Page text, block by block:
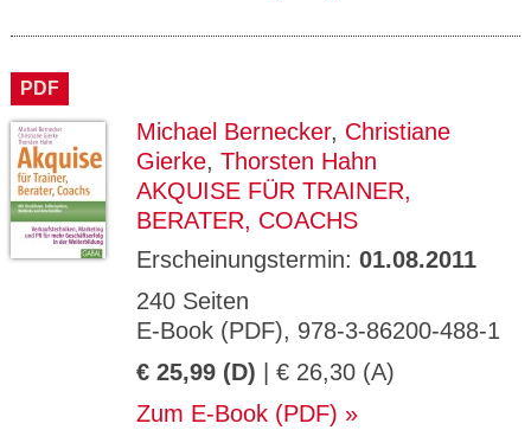
PDF
Michael Bernecker, Christiane
Gierke, Thorsten Hahn
AKQUISE FÜR TRAINER,
BERATER, COACHS
Erscheinungstermin: 01.08.2011
240 Seiten
E-Book (PDF), 978-3-86200-488-1
€ 25,99 (D) | € 26,30 (A)
Zum E-Book (PDF)